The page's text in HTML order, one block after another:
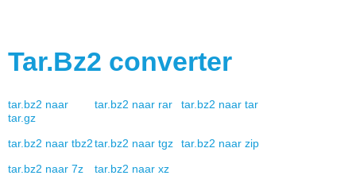
Tar.bz2 converter
tar.bz2 naar
tar.gz
tar.bz2 naar rar tar.bz2 naar tar
tar.bz2 naar tbz2tar.bz2 naar tgz tar.bz2 naar zip
tar.bz2 naar 7z tar.bz2 naar xz